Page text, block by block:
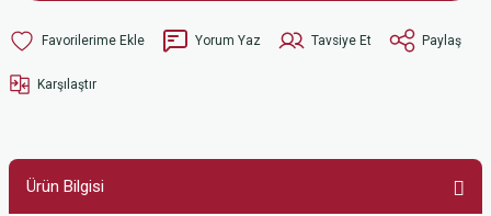
Yorum Yaz Tavsiye Et Paylaş
Karşılaştır
Ürün Bilgisi